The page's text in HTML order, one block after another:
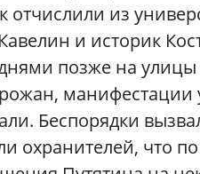
отчислили из
и историк
позже на
манифестации
Беспорядки
охранителей, что